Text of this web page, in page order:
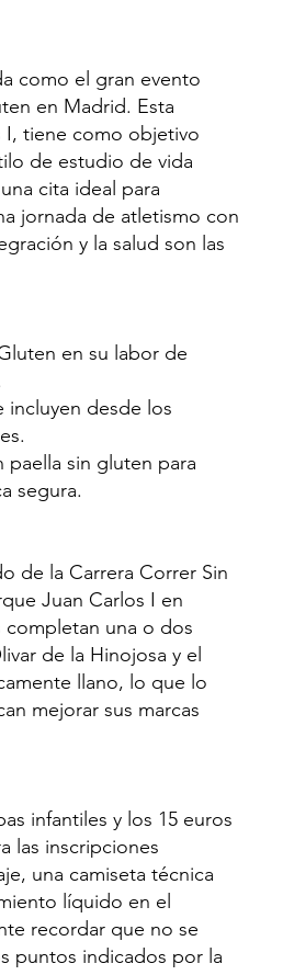
como el gran evento
en Madrid. Esta
I, tiene como objetivo
de estudio de vida
cita ideal para
jornada de atletismo con
y la salud son las
en su labor de
incluyen desde los
paella sin gluten para
segura.
de la Carrera Correr Sin
Juan Carlos I en
una o dos
de la Hinojosa y el
llano, lo que lo
mejorar sus marcas
infantiles y los 15 euros
las inscripciones
una camiseta técnica
líquido en el
recordar que no se
puntos indicados por la